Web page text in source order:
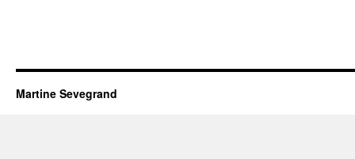
Martine Sevegrand